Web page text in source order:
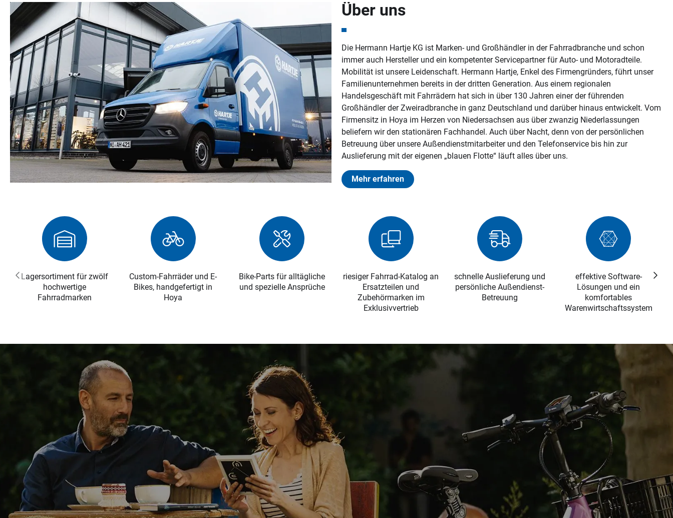
Über uns
Die Hermann Hartje KG ist Marken- und Großhändler in der Fahrradbranche und schon
immer auch Hersteller und ein kompetenter Servicepartner für Auto- und Motoradteile.
Mobilität ist unsere Leidenschaft. Hermann Hartje, Enkel des Firmengründers, führt unser
Familienunternehmen bereits in der dritten Generation. Aus einem regionalen
Handelsgeschäft mit Fahrrädern hat sich in über 130 Jahren einer der führenden
Großhändler der Zweiradbranche in ganz Deutschland und darüber hinaus entwickelt. Vom
Firmensitz in Hoya im Herzen von Niedersachsen aus über zwanzig Niederlassungen
beliefern wir den stationären Fachhandel. Auch über Nacht, denn von der persönlichen
Betreuung über unsere Außendienstmitarbeiter und den Telefonservice bis hin zur
Auslieferung mit der eigenen „blauen Flotte“ läuft alles über uns.
Mehr erfahren
Lagersortiment für zwölf
hochwertige
Fahrradmarken
Custom-Fahrräder und E-
Bikes, handgefertigt in
Hoya
Bike-Parts für alltägliche
und spezielle Ansprüche
riesiger Fahrrad-Katalog an
Ersatzteilen und
Zubehörmarken im
Exklusivvertrieb
schnelle Auslieferung und
persönliche Außendienst-
Betreuung
effektive Software-
Lösungen und ein
komfortables
Warenwirtschaftssystem
Vorheriges